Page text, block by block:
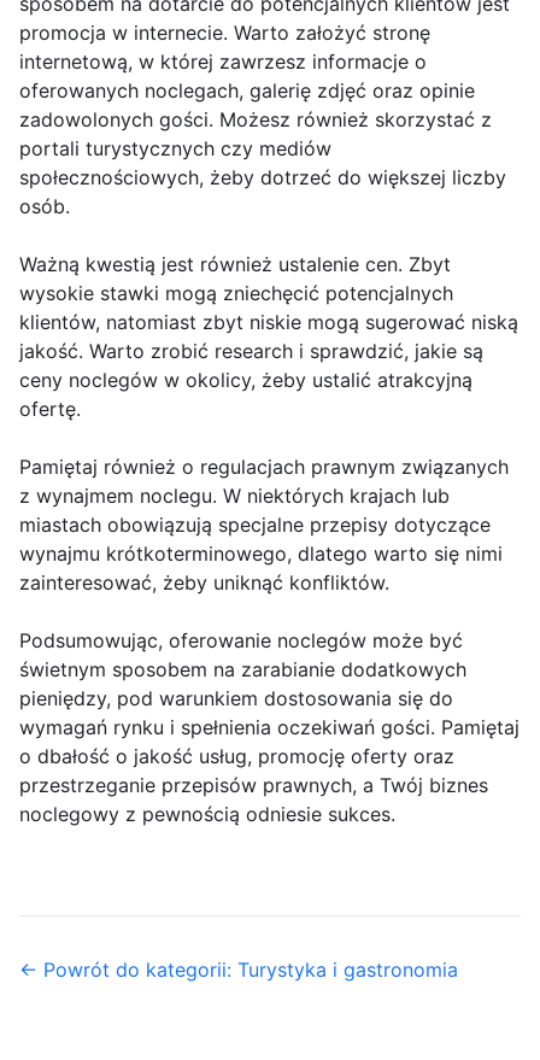
promocja w internecie. Warto założyć stronę
internetową, w której zawrzesz informacje o
oferowanych noclegach, galerię zdjęć oraz opinie
zadowolonych gości. Możesz również skorzystać z
portali turystycznych czy mediów
społecznościowych, żeby dotrzeć do większej liczby
osób.
Ważną kwestią jest również ustalenie cen. Zbyt
wysokie stawki mogą zniechęcić potencjalnych
klientów, natomiast zbyt niskie mogą sugerować niską
jakość. Warto zrobić research i sprawdzić, jakie są
ceny noclegów w okolicy, żeby ustalić atrakcyjną
ofertę.
Pamiętaj również o regulacjach prawnym związanych
z wynajmem noclegu. W niektórych krajach lub
miastach obowiązują specjalne przepisy dotyczące
wynajmu krótkoterminowego, dlatego warto się nimi
zainteresować, żeby uniknąć konfliktów.
Podsumowując, oferowanie noclegów może być
świetnym sposobem na zarabianie dodatkowych
pieniędzy, pod warunkiem dostosowania się do
wymagań rynku i spełnienia oczekiwań gości. Pamiętaj
o dbałość o jakość usług, promocję oferty oraz
przestrzeganie przepisów prawnych, a Twój biznes
noclegowy z pewnością odniesie sukces.
← Powrót do kategorii: Turystyka i gastronomia